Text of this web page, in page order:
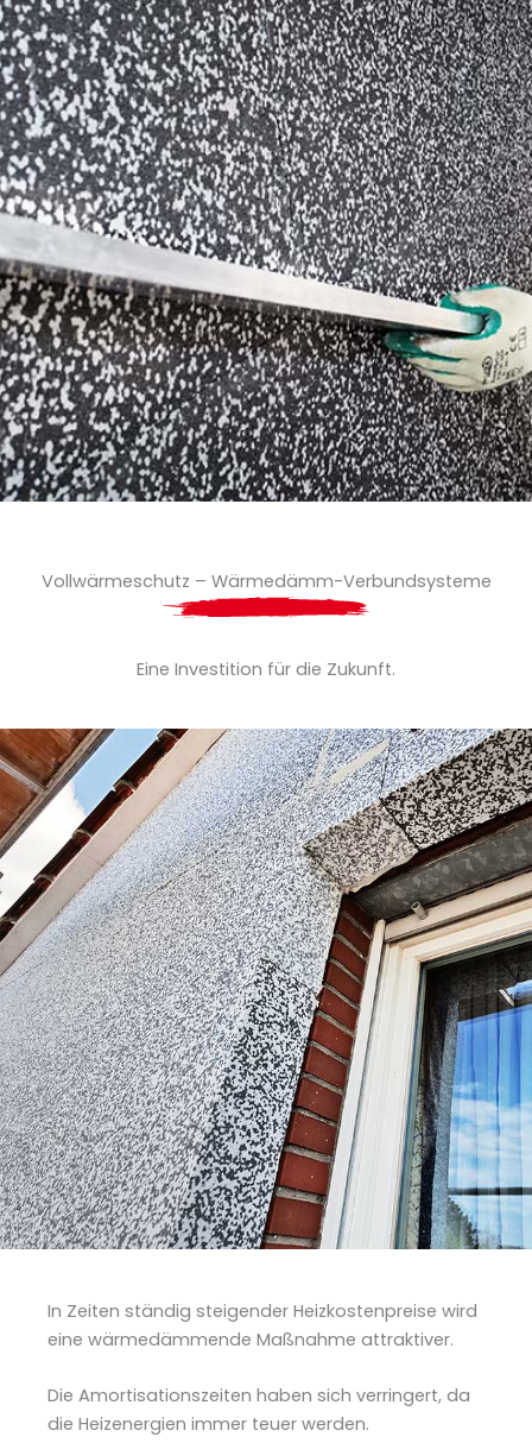
Vollwärmeschutz – Wärmedämm-Verbundsysteme
Eine Investition für die Zukunft.
In Zeiten ständig steigender Heizkostenpreise wird
eine wärmedämmende Maßnahme attraktiver.
Die Amortisationszeiten haben sich verringert, da
die Heizenergien immer teuer werden.